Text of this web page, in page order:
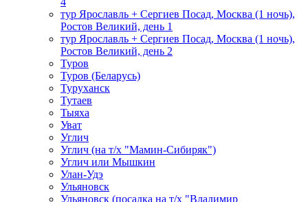
тур Ярославль + Сергиев Посад, Москва (1 ночь),
Ростов Великий, день 1
тур Ярославль + Сергиев Посад, Москва (1 ночь),
Ростов Великий, день 2
Туров
Туров (Беларусь)
Туруханск
Тутаев
Тыяха
Уват
Углич
Углич (на т/х "Мамин-Сибиряк")
Углич или Мышкин
Улан-Удэ
Ульяновск
Ульяновск (посадка на т/х "Владимир